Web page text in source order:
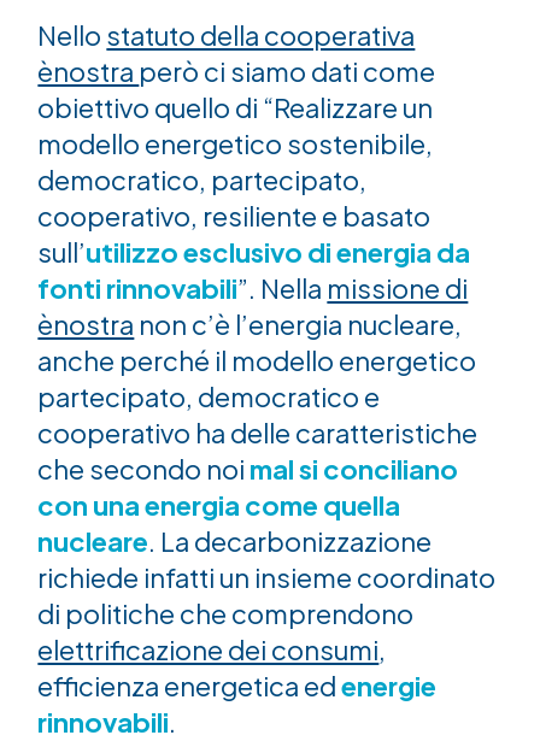
Nello statuto della cooperativa
ènostra però ci siamo dati come
obiettivo quello di “Realizzare un
modello energetico sostenibile,
democratico, partecipato,
cooperativo, resiliente e basato
sull’utilizzo esclusivo di energia da
fonti rinnovabili”. Nella missione di
ènostra non c’è l’energia nucleare,
anche perché il modello energetico
partecipato, democratico e
cooperativo ha delle caratteristiche
che secondo noi mal si conciliano
con una energia come quella
nucleare. La decarbonizzazione
richiede infatti un insieme coordinato
di politiche che comprendono
elettrificazione dei consumi,
efficienza energetica edenergie
rinnovabili.